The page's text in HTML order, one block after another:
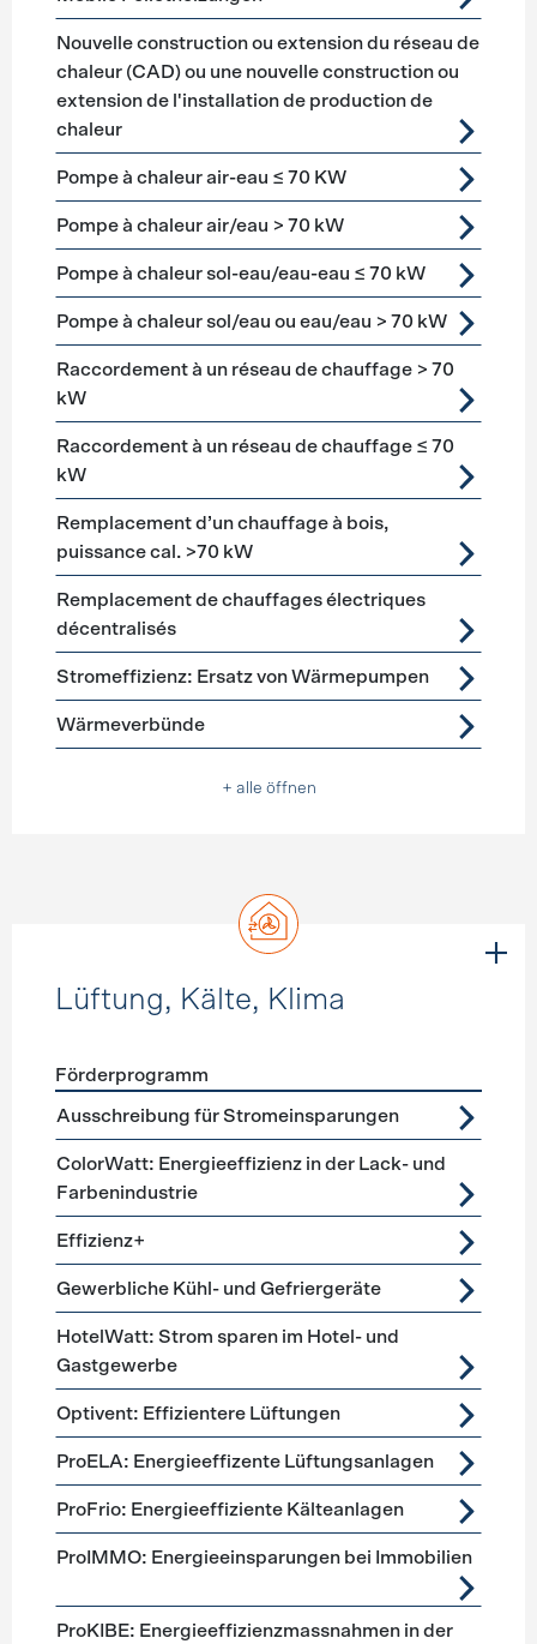
Nouvelle construction ou extension du réseau de
chaleur (CAD) ou une nouvelle construction ou
extension de l'installation de production de
chaleur
Pompe à chaleur air-eau ≤ 70 KW
Pompe à chaleur air/eau > 70 kW
Pompe à chaleur sol-eau/eau-eau ≤ 70 kW
Pompe à chaleur sol/eau ou eau/eau > 70 kW
Raccordement à un réseau de chauffage > 70
kW
Raccordement à un réseau de chauffage ≤ 70
kW
Remplacement d’un chauffage à bois,
puissance cal. >70 kW
Remplacement de chauffages électriques
décentralisés
Stromeffizienz: Ersatz von Wärmepumpen
Wärmeverbünde
+ alle öffnen
Lüftung, Kälte, Klima
Förderprogramme Lüftung, Kälte, Klima
Förderprogramm
Ausschreibung für Stromeinsparungen
ColorWatt: Energieeffizienz in der Lack- und
Farbenindustrie
Effizienz+
Gewerbliche Kühl- und Gefriergeräte
HotelWatt: Strom sparen im Hotel- und
Gastgewerbe
Optivent: Effizientere Lüftungen
ProELA: Energieeffizente Lüftungsanlagen
ProFrio: Energieeffiziente Kälteanlagen
ProIMMO: Energieeinsparungen bei Immobilien
ProKIBE: Energieeffizienzmassnahmen in der